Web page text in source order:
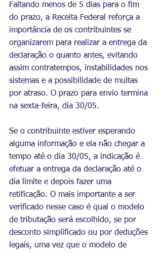
Faltando menos de 5 dias para o fim
do prazo, a Receita Federal reforça a
importância de os contribuintes se
organizarem para realizar a entrega da
declaração o quanto antes, evitando
assim contratempos, instabilidades nos
sistemas e a possibilidade de multas
por atraso. O prazo para envio termina
na sexta-feira, dia 30/05.
Se o contribuinte estiver esperando
alguma informação e ela não chegar a
tempo até o dia 30/05, a indicação é
efetuar a entrega da declaração até o
dia limite e depois fazer uma
retificação. O mais importante a ser
verificado nesse caso é qual o modelo
de tributação será escolhido, se por
desconto simplificado ou por deduções
legais, uma vez que o modelo de